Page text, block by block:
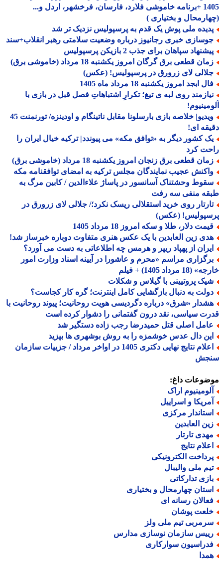
1405 +برنامه خاموشی فلارد، فارسان، فرخشهر، اردل و...
و بختیاری )
ملی پوش یک قدم به پرسپولیس نزدیک تر شد
خبری رجانیوز درباره وضعیت سلامتی رهبر انقلاب+سند
سپاهان برای جذب 2 بازیکن پرسپولیس
قطعی برق گرگان امروز یکشنبه 18 مرداد (خاموشی برق)
لای زرورق در پرسپولیس! (عکس)
ابجد امروز یکشنبه 18 مرداد ماه 1405
روی لبه ی تیغ؛ تکرارِ اشتباهاتِ فصل قبل در بازی با
ویدیو| خلاصه بازی بارسلونا مقابل ناتینگام و اودینزه/ تورنمنت 45
ای!
کشور دیگر به «توافق مکه» می پیوندد| ترکیه خیال ایران را
کرد
قطعی برق زنجان امروز یکشنبه 18 مرداد (خاموشی برق)
عجیب نمایندگان مجلس ترکیه به امضای توافقنامه مکه
وحشتناک آسانسور در پاساژ علاءالدین / کابین مرگ به
منفی سه رفت
روی خرید استقلالی ریسک نکرد؛/ جلالی لای زرورق در
(عکس)
دلار، طلا و سکه امروز 18 مرداد 1405
زین العابدین با یک عکس هنری متفاوت دوباره خبرساز شد!
از پهپاد ریپر و هرمس چه اطلاعاتی به دست می آورد؟
مراسم «محرم و عاشورا در آیینه اسناد وزارت امور
مرداد 1405) + فیلم
پروتیینی با گیلاس و شکلات
به دنبال بازگشایی کامل اینترنت؛ گره کار کجاست؟
«شرق» درباره دگردیسی هویت روحانیت؛ پیوند روحانیت با
سیاسی، نقد درون گفتمانی را دشوار کرده است
اصلی قتل حمیدرضا رجب زاده دستگیر شد
دال عدس خوشمزه را به روش بوشهری ها بپزید
اعلام نتایج نهایی دکتری 1405 در اواخر مرداد / جزییات سازمان
داغ:
اراک
و اسراییل
مرکزی
العابدین
تارتار
نتایج
الکترونیکی
ملی والیبال
تدارکاتی
چهارمحال و بختیاری
رسانه ای
پوشان
تیم ملی ولز
سازمان نوسازی مدارس
سوارکاری